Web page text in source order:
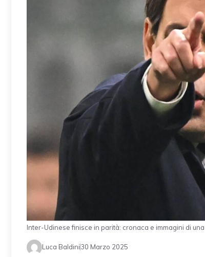
Inter-Udinese finisce in parità: cronaca e immagini di
Luca Baldini30 Marzo 2025